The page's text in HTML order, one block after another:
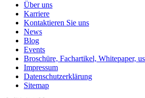
Über uns
Karriere
Kontaktieren Sie uns
News
Blog
Events
Broschüre, Fachartikel, Whitepaper,
Impressum
Datenschutzerklärung
Sitemap